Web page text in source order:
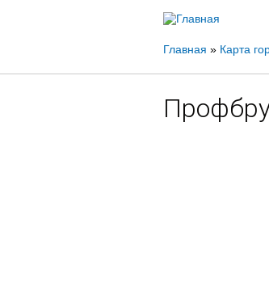
Вы
здесь
Главная » Карта